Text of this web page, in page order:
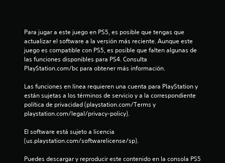
n
e
s
r
á
i
d
a
m
n
t
o
Para jugar a este juego en PS5, es posible que tengas que
actualizar el software a la versión más reciente. Aunque este
juego es compatible con PS5, es posible que falten algunas de
las funciones disponibles para PS4. Consulta
PlayStation.com/bc para obtener más información.
Las funciones en línea requieren una cuenta para PlayStation y
están sujetas a los términos de servicio y a la correspondiente
política de privacidad (playstation.com/Terms y
playstation.com/legal/privacy-policy).
El software está sujeto a licencia
(us.playstation.com/softwarelicense/sp).
Puedes descargar y reproducir este contenido en la consola PS5